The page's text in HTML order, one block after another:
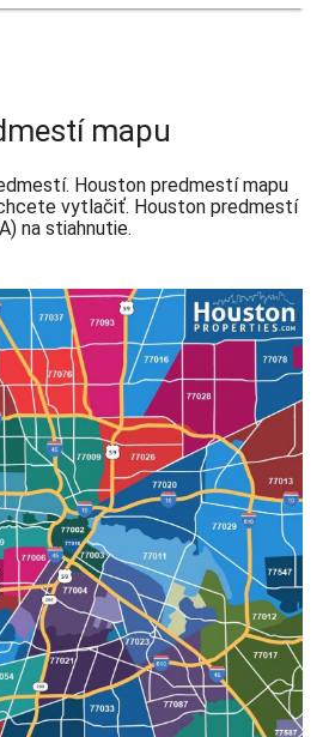
mapu
Houston predmestí mapu
vytlačiť. Houston predmestí
na stiahnutie.